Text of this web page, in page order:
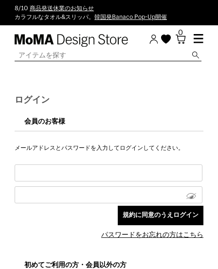
8/10 商品発送休業のお知らせ
カラフルなタオル&スリッパ。 韓国発Banaco Pop-Up開催
0
ログイン
会員のお客様
メールアドレスとパスワードを入力してログインしてください。
パスワードをお忘れの方はこちら
初めてご利用の方・会員以外の方